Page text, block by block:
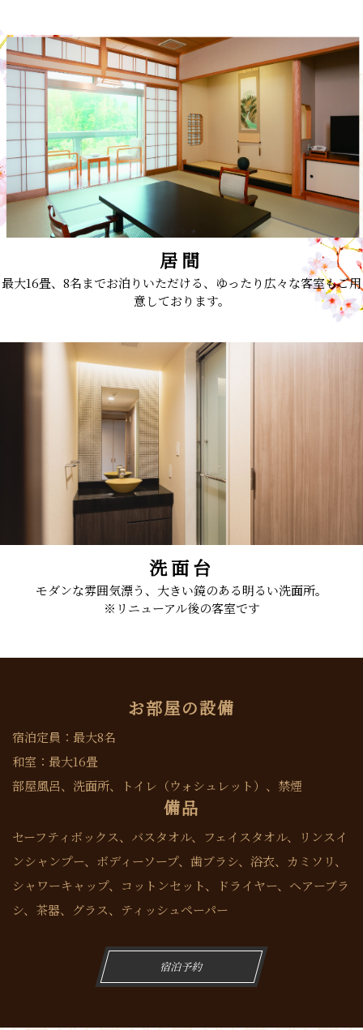
居間
最大16畳、8名までお泊りいただける、ゆったり広々な客室もご用
意しております。
洗面台
モダンな雰囲気漂う、大きい鏡のある明るい洗面所。
※リニューアル後の客室です
お部屋の設備
宿泊定員：最大8名
和室：最大16畳
部屋風呂、洗面所、トイレ（ウォシュレット）、禁煙
備品
セーフティボックス、バスタオル、フェイスタオル、リンスイ
ンシャンプー、ボディーソープ、歯ブラシ、浴衣、カミソリ、
シャワーキャップ、コットンセット、ドライヤー、ヘアーブラ
シ、茶器、グラス、ティッシュペーパー
宿泊予約